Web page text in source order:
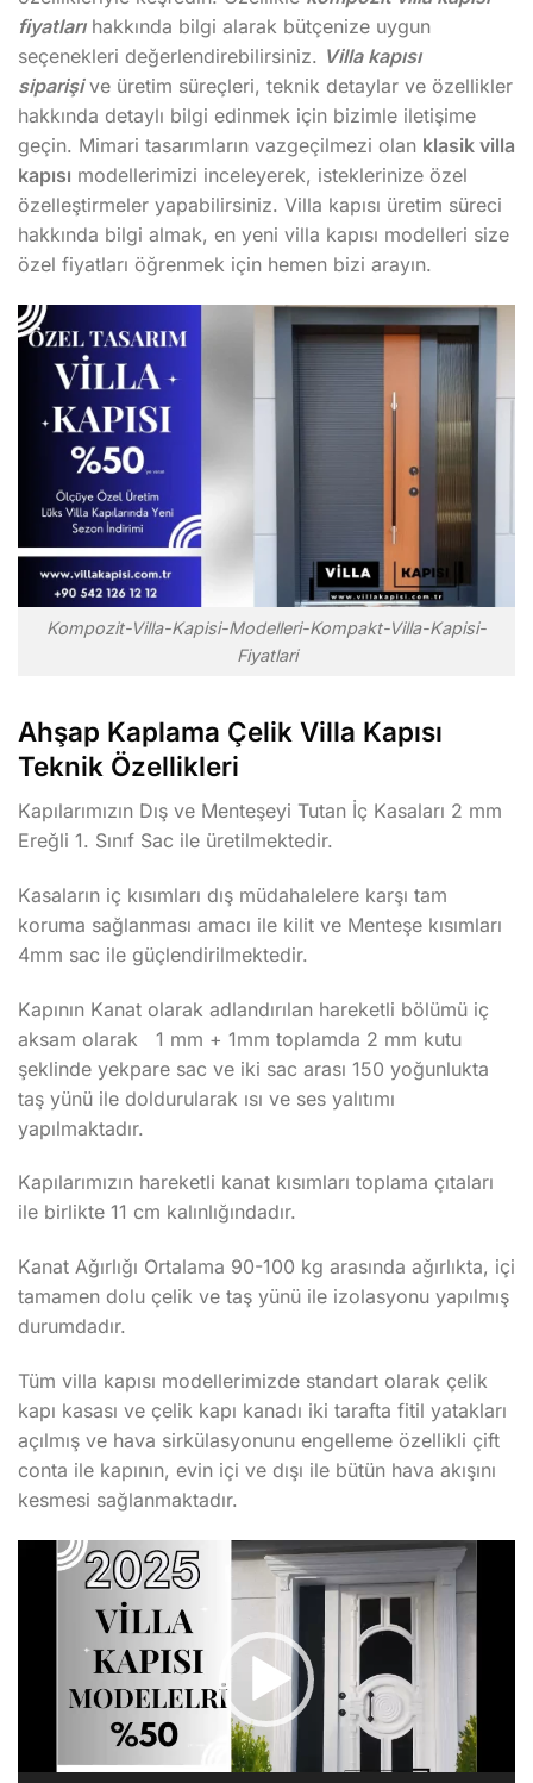
fiyatlarıhakkında bilgi alarak bütçenize uygun
seçenekleri değerlendirebilirsiniz. Villa kapısı
siparişive üretim süreçleri, teknik detaylar ve özellikler
hakkında detaylı bilgi edinmek için bizimle iletişime
geçin. Mimari tasarımların vazgeçilmezi olan klasik villa
kapısı modellerimizi inceleyerek, isteklerinize özel
özelleştirmeler yapabilirsiniz. Villa kapısı üretim süreci
hakkında bilgi almak, en yeni villa kapısı modelleri size
özel fiyatları öğrenmek için hemen bizi arayın.
Kompozit-Villa-Kapisi-Modelleri-Kompakt-Villa-Kapisi-
Fiyatlari
Ahşap Kaplama Çelik Villa Kapısı
Teknik Özellikleri
Kapılarımızın Dış ve Menteşeyi Tutan İç Kasaları 2 mm
Ereğli 1. Sınıf Sac ile üretilmektedir.
Kasaların iç kısımları dış müdahalelere karşı tam
koruma sağlanması amacı ile kilit ve Menteşe kısımları
4mm sac ile güçlendirilmektedir.
Kapının Kanat olarak adlandırılan hareketli bölümü iç
aksam olarak 1 mm + 1mm toplamda 2 mm kutu
şeklinde yekpare sac ve iki sac arası 150 yoğunlukta
taş yünü ile doldurularak ısı ve ses yalıtımı
yapılmaktadır.
Kapılarımızın hareketli kanat kısımları toplama çıtaları
ile birlikte 11 cm kalınlığındadır.
Kanat Ağırlığı Ortalama 90-100 kg arasında ağırlıkta, içi
tamamen dolu çelik ve taş yünü ile izolasyonu yapılmış
durumdadır.
Tüm villa kapısı modellerimizde standart olarak çelik
kapı kasası ve çelik kapı kanadı iki tarafta fitil yatakları
açılmış ve hava sirkülasyonunu engelleme özellikli çift
conta ile kapının, evin içi ve dışı ile bütün hava akışını
kesmesi sağlanmaktadır.
Video
oynatıcı